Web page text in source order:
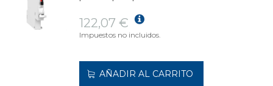
122,07 €
Impuestos no incluidos.
AÑADIR AL CARRITO